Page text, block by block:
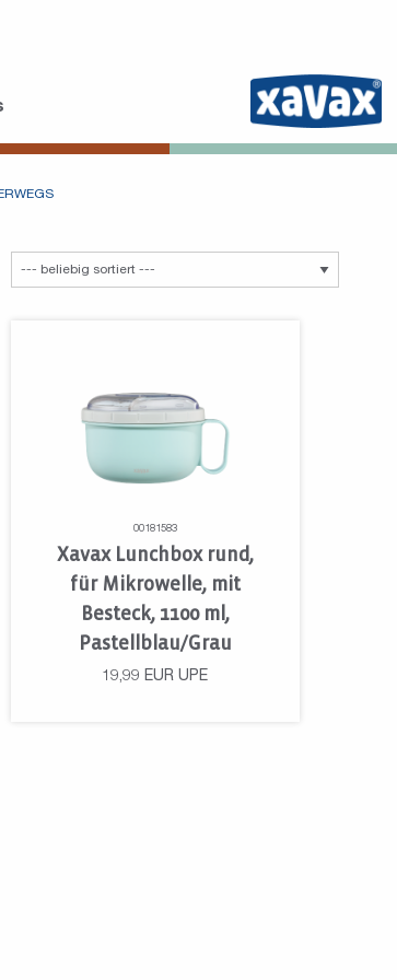
00181583
Xavax Lunchbox rund,
für Mikrowelle, mit
Besteck, 1100 ml,
Pastellblau/Grau
19,99 EUR UPE